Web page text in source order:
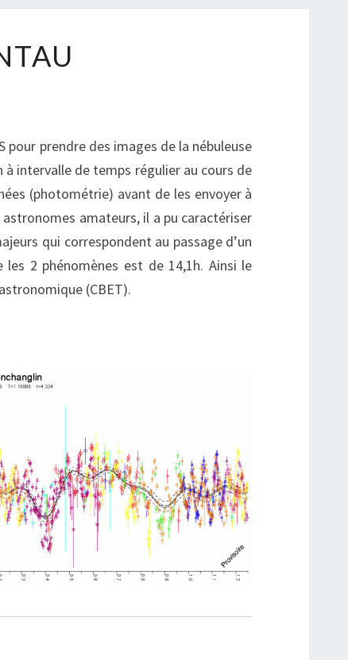
pour prendre des images de la nébuleuse
à intervalle de temps régulier au cours de
(photométrie) avant de les envoyer à
astronomes amateurs, il a pu caractériser
qui correspondent au passage d’un
2 phénomènes est de 14,1h. Ainsi le
(CBET).